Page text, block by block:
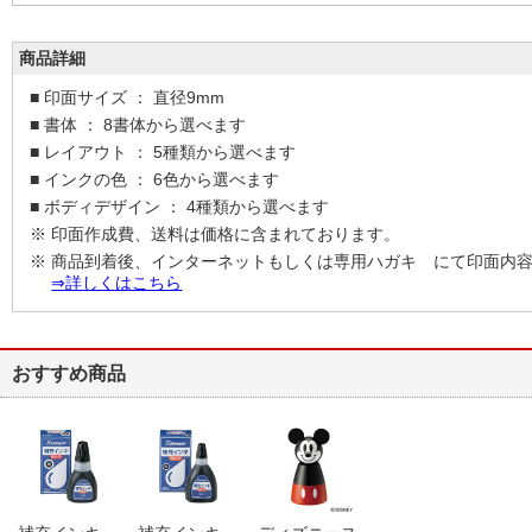
商品詳細
■ 印面サイズ ： 直径9mm
■ 書体 ： 8書体から選べます
■ レイアウト ： 5種類から選べます
■ インクの色 ： 6色から選べます
■ ボディデザイン ： 4種類から選べます
※ 印面作成費、送料は価格に含まれております。
※ 商品到着後、インターネットもしくは専用ハガキ にて印面内容
⇒詳しくはこちら
おすすめ商品